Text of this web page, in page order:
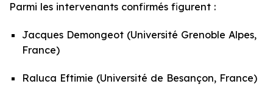
Parmi les intervenants confirmés figurent :
Jacques Demongeot (Université Grenoble Alpes,
France)
Raluca Eftimie (Université de Besançon, France)